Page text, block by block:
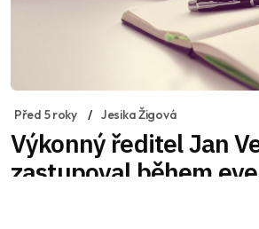
Před 5 roky Jesika Žigová
Výkonný ředitel Jan
zastupoval během